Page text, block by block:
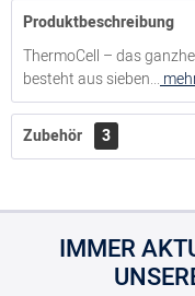
Produktbeschreibung
ThermoCell – das
besteht aus sieben...
Zubehör 3
IMMER